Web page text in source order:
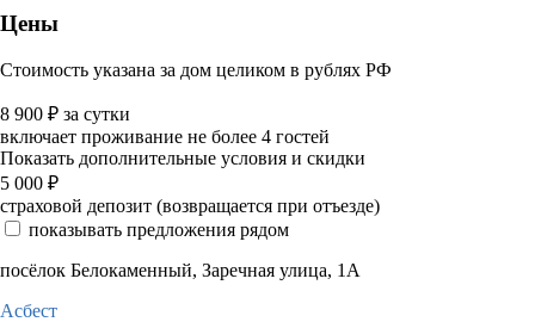
Цены
Стоимость указана за дом целиком в рублях РФ
8 900 ₽ за сутки
включает проживание не более 4 гостей
Показать дополнительные условия и скидки
5 000 ₽
страховой депозит (возвращается при отъезде)
показывать предложения рядом
посёлок Белокаменный, Заречная улица, 1А
Асбест